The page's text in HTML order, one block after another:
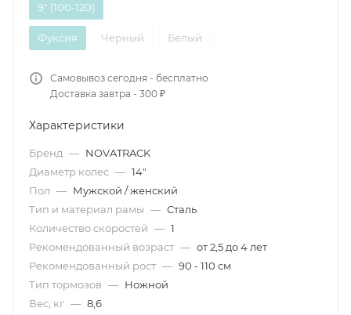
9" (100-120)
Фуксия Черный Белый
Самовывоз сегодня - бесплатно
Доставка завтра - 300 ₽
Характеристики
Бренд — NOVATRACK
Диаметр колес — 14"
Пол — Мужской / женский
Тип и материал рамы — Сталь
Количество скоростей — 1
Рекомендованный возраст — от 2,5 до 4 лет
Рекомендованный рост — 90 - 110 см
Тип тормозов — Ножной
Вес, кг — 8,6